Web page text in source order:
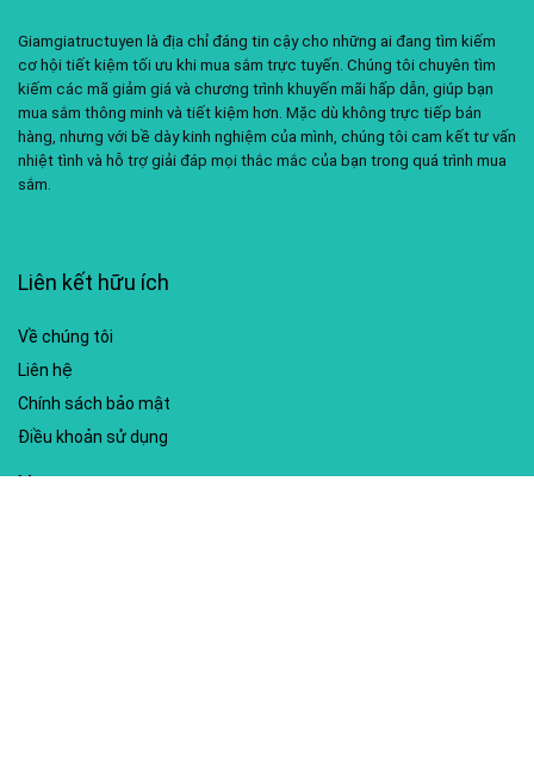
Giamgiatructuyen là địa chỉ đáng tin cậy cho những ai đang tìm kiếm
cơ hội tiết kiệm tối ưu khi mua sắm trực tuyến. Chúng tôi chuyên tìm
kiếm các mã giảm giá và chương trình khuyến mãi hấp dẫn, giúp bạn
mua sắm thông minh và tiết kiệm hơn. Mặc dù không trực tiếp bán
hàng, nhưng với bề dày kinh nghiệm của mình, chúng tôi cam kết tư vấn
nhiệt tình và hỗ trợ giải đáp mọi thắc mắc của bạn trong quá trình mua
sắm.
Liên kết hữu ích
Về chúng tôi
Liên hệ
Chính sách bảo mật
Điều khoản sử dụng
My account